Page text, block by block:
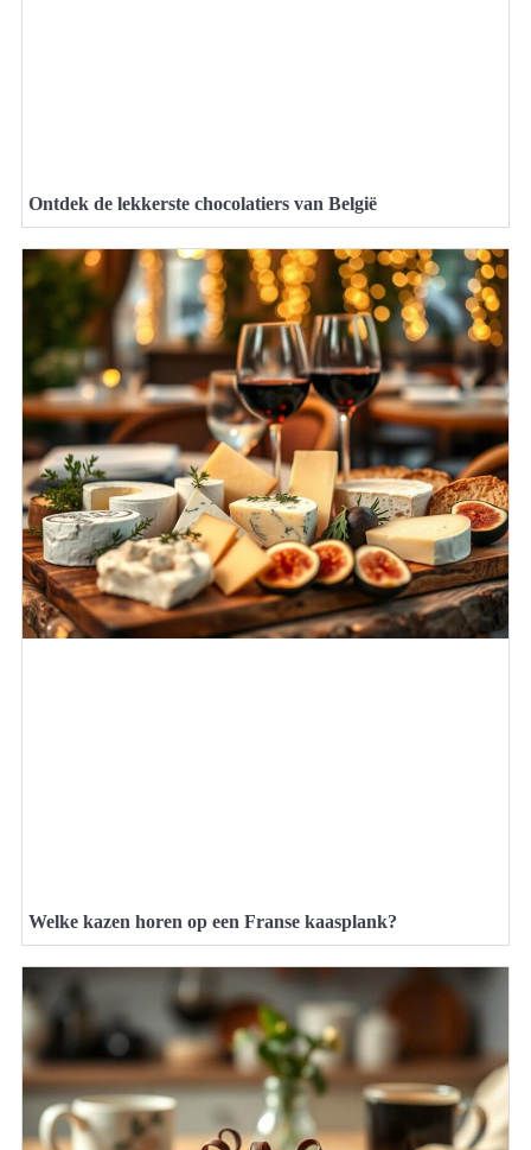
Ontdek de lekkerste chocolatiers van België
Welke kazen horen op een Franse kaasplank?